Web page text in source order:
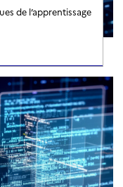
de l’apprentissage